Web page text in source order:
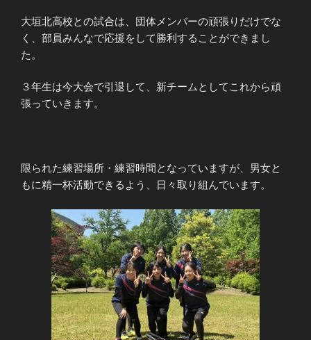
大垣北高校との試合は、団体メンバーの頑張りだけでな
く、部員みんなで応援をして勝利することができまし
た。
３年生は今大会で引退して、新チームとしてこれから頑
張っていきます。
限られた練習場所・練習時間となっていますが、男女と
もに精一杯活動できるよう、日々取り組んでいます。